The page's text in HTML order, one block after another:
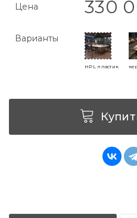
Цена 330
Варианты
HPL пластик